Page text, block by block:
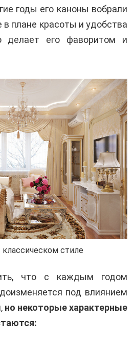
годы его каноны вобрали
плане красоты и удобства
делает его фаворитом и
классическом стиле
что с каждым годом
под влиянием
но некоторые характерные